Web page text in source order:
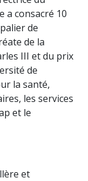
a consacré 10
de
de la
III et du prix
de
la santé,
les services
et le
et